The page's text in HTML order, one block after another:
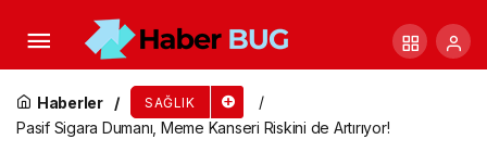
Haberler SAĞLIK
Pasif Sigara Dumanı, Meme Kanseri Riskini de Artırıyor!
Gözlerden kulaklara, dişlerden genel vücut
muayenesine…